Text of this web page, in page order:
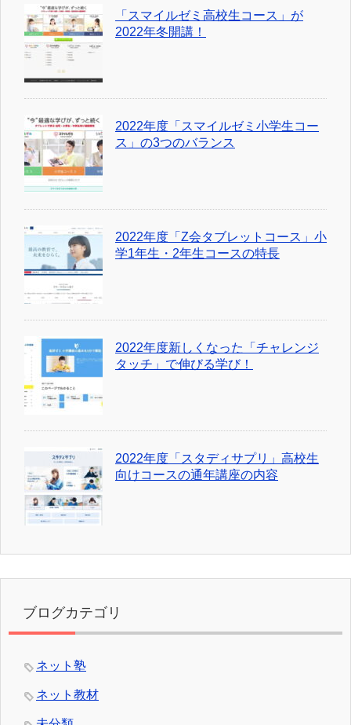
「スマイルゼミ高校生コース」が
2022年冬開講！
2022年度「スマイルゼミ小学生コー
ス」の3つのバランス
2022年度「Z会タブレットコース」小
学1年生・2年生コースの特長
2022年度新しくなった「チャレンジ
タッチ」で伸びる学び！
2022年度「スタディサプリ」高校生
向けコースの通年講座の内容
ブログカテゴリ
ネット塾
ネット教材